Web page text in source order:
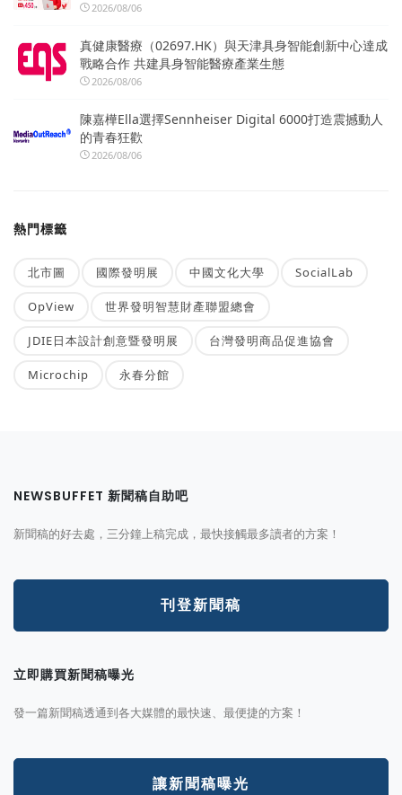
2026/08/06
真健康醫療（02697.HK）與天津具身智能創新中心達成
戰略合作 共建具身智能醫療產業生態
2026/08/06
陳嘉樺Ella選擇Sennheiser Digital 6000打造震撼動人
的青春狂歡
2026/08/06
熱門標籤
北市圖 國際發明展 中國文化大學 SocialLab
OpView 世界發明智慧財產聯盟總會
JDIE日本設計創意暨發明展 台灣發明商品促進協會
Microchip 永春分館
NEWSBUFFET 新聞稿自助吧
新聞稿的好去處，三分鐘上稿完成，最快接觸最多讀者的方案！
刊登新聞稿
立即購買新聞稿曝光
發一篇新聞稿透通到各大媒體的最快速、最便捷的方案！
讓新聞稿曝光